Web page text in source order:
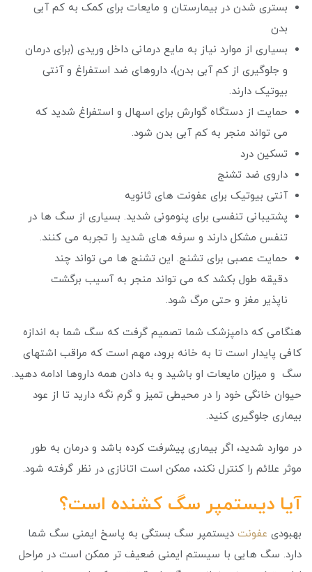
بستری شدن در بیمارستان و مایعات برای کمک به کم آبی
بدن
بسیاری از موارد نیاز به مایع درمانی داخل وریدی (برای درمان
و جلوگیری از کم آبی بدن)، داروهای ضد استفراغ و آنتی
بیوتیک دارند.
حمایت از دستگاه گوارش برای اسهال و استفراغ شدید که
می تواند منجر به کم آبی بدن شود.
تسکین درد
داروی ضد تشنج
آنتی بیوتیک برای عفونت های ثانویه
پشتیبانی تنفسی برای پنومونی شدید. بسیاری از سگ ها در
تنفس مشکل دارند و سرفه های شدید را تجربه می کنند.
حمایت عصبی برای تشنج. این تشنج ها می تواند چند
دقیقه طول بکشد که می تواند منجر به آسیب برگشت
ناپذیر مغز و حتی مرگ شود.
هنگامی که دامپزشک شما تصمیم گرفت که سگ شما به اندازه
کافی پایدار است تا به خانه برود، مهم است که مراقب اشتهای
سگ و میزان مایعات او باشید و به دادن همه داروها ادامه دهید.
حیوان خانگی خود را در محیطی تمیز و گرم نگه دارید تا از عود
بیماری جلوگیری کنید.
در موارد شدید، اگر بیماری پیشرفت کرده باشد و درمان به طور
موثر علائم را کنترل نکند، ممکن است اتانازی در نظر گرفته شود.
آیا دیستمپر سگ کشنده است؟
بهبودی عفونت دیستمپر سگ بستگی به پاسخ ایمنی سگ شما
دارد. سگ هایی با سیستم ایمنی ضعیف تر ممکن است در مراحل